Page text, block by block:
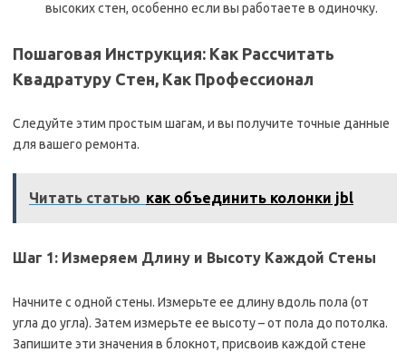
высоких стен, особенно если вы работаете в одиночку.
Пошаговая Инструкция: Как Рассчитать
Квадратуру Стен, Как Профессионал
Следуйте этим простым шагам, и вы получите точные данные
для вашего ремонта.
Читать статью как объединить колонки jbl
Шаг 1: Измеряем Длину и Высоту Каждой Стены
Начните с одной стены. Измерьте ее длину вдоль пола (от
угла до угла). Затем измерьте ее высоту – от пола до потолка.
Запишите эти значения в блокнот, присвоив каждой стене